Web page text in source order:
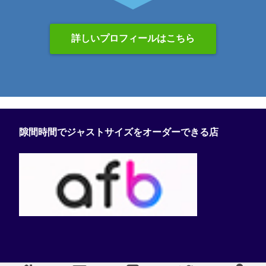
詳しいプロフィールはこちら
隙間時間でジャストサイズをオーダーできる店